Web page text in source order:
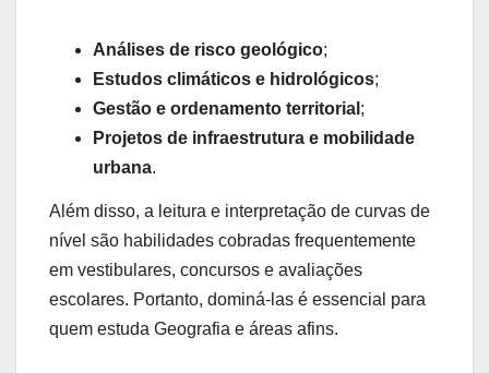
Análises de risco geológico;
Estudos climáticos e hidrológicos;
Gestão e ordenamento territorial ;
Projetos de infraestrutura e mobilidade
urbana.
Além disso, a leitura e interpretação de curvas de
nível são habilidades cobradas frequentemente
em vestibulares, concursos e avaliações
escolares. Portanto, dominá-las é essencial para
quem estuda Geografia e áreas afins.